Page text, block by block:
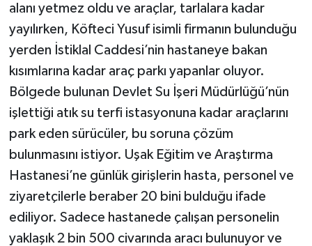
alanı yetmez oldu ve araçlar, tarlalara kadar
yayılırken, Köfteci Yusuf isimli firmanın bulunduğu
yerden İstiklal Caddesi’nin hastaneye bakan
kısımlarına kadar araç parkı yapanlar oluyor.
Bölgede bulunan Devlet Su İşeri Müdürlüğü’nün
işlettiği atık su terfi istasyonuna kadar araçlarını
park eden sürücüler, bu soruna çözüm
bulunmasını istiyor. Uşak Eğitim ve Araştırma
Hastanesi’ne günlük girişlerin hasta, personel ve
ziyaretçilerle beraber 20 bini bulduğu ifade
ediliyor. Sadece hastanede çalışan personelin
yaklaşık 2 bin 500 civarında aracı bulunuyor ve